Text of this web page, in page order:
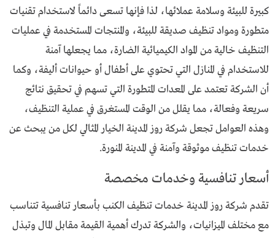
كبيرة للبيئة وسلامة عملائها، لذا فإنها تسعى دائماً لاستخدام تقنيات
متطورة ومواد تنظيف صديقة للبيئة، والمنتجات المستخدمة في عمليات
التنظيف خالية من المواد الكيميائية الضارة، مما يجعلها آمنة
للاستخدام في المنازل التي تحتوي على أطفال أو حيوانات أليفة، وكما
أن الشركة تعتمد على المعدات المتطورة التي تسهم في تحقيق نتائج
سريعة وفعالة، مما يقلل من الوقت المستغرق في عملية التنظيف،
وهذه العوامل تجعل شركة روز المدينة الخيار المثالي لكل من يبحث عن
خدمات تنظيف موثوقة وآمنة في المدينة المنورة.
أسعار تنافسية وخدمات مخصصة
تقدم شركة روز المدينة خدمات تنظيف الكنب بأسعار تنافسية تتناسب
مع مختلف الميزانيات، والشركة تدرك أهمية القيمة مقابل المال وتبذل